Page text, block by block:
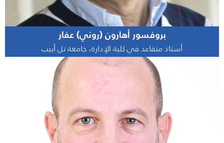
بروفسور أهارون (روني) عفار
أستاذ متقاعد في كلية الإدارة، جامعة تل أبيب